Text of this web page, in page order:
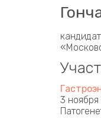
3 ноября